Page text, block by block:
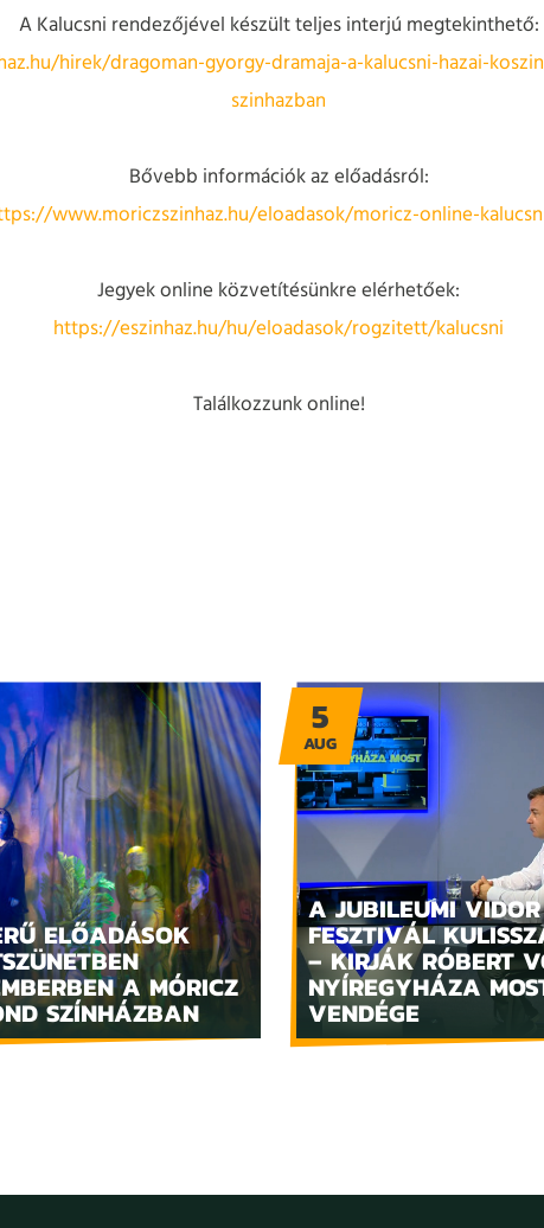
A Kalucsni rendezőjével készült teljes interjú megtekinthető:
hirek/dragoman-gyorgy-dramaja-a-kalucsni-hazai-
szinhazban
Bővebb információk az előadásról:
www.moriczszinhaz.hu/eloadasok/moricz-online-
Jegyek online közvetítésünkre elérhetőek:
https://eszinhaz.hu/hu/eloadasok/rogzitett/kalucsni
Találkozzunk online!
ELŐADÁSOK
A MÓRICZ
SZÍNHÁZBAN
A JUBILEUMI VIDOR
FESZTIVÁL
– KIRJÁK RÓBERT
NYÍREGYHÁZA
VENDÉGE
5
AUG